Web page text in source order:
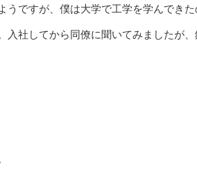
ですが、僕は大学で工学を学んでき
社してから同僚に聞いてみましたが